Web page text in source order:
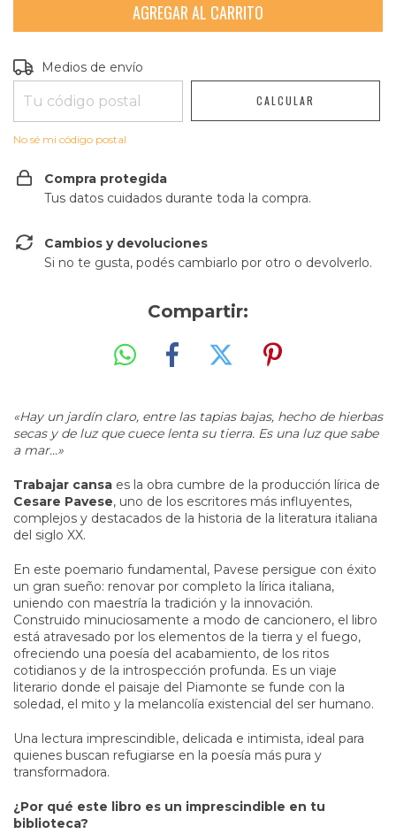
Entregas para el CP:
Medios de envío
CALCULAR
No sé mi código postal
Compra protegida
Tus datos cuidados durante toda la compra.
Cambios y devoluciones
Si no te gusta, podés cambiarlo por otro o devolverlo.
Compartir:
«Hay un jardín claro, entre las tapias bajas, hecho de hierbas
secas y de luz que cuece lenta su tierra. Es una luz que sabe
a mar...»
Trabajar cansa es la obra cumbre de la producción lírica de
Cesare Pavese, uno de los escritores más influyentes,
complejos y destacados de la historia de la literatura italiana
del siglo XX.
En este poemario fundamental, Pavese persigue con éxito
un gran sueño: renovar por completo la lírica italiana,
uniendo con maestría la tradición y la innovación.
Construido minuciosamente a modo de cancionero, el libro
está atravesado por los elementos de la tierra y el fuego,
ofreciendo una poesía del acabamiento, de los ritos
cotidianos y de la introspección profunda. Es un viaje
literario donde el paisaje del Piamonte se funde con la
soledad, el mito y la melancolía existencial del ser humano.
Una lectura imprescindible, delicada e intimista, ideal para
quienes buscan refugiarse en la poesía más pura y
transformadora.
¿Por qué este libro es un imprescindible en tu
biblioteca?